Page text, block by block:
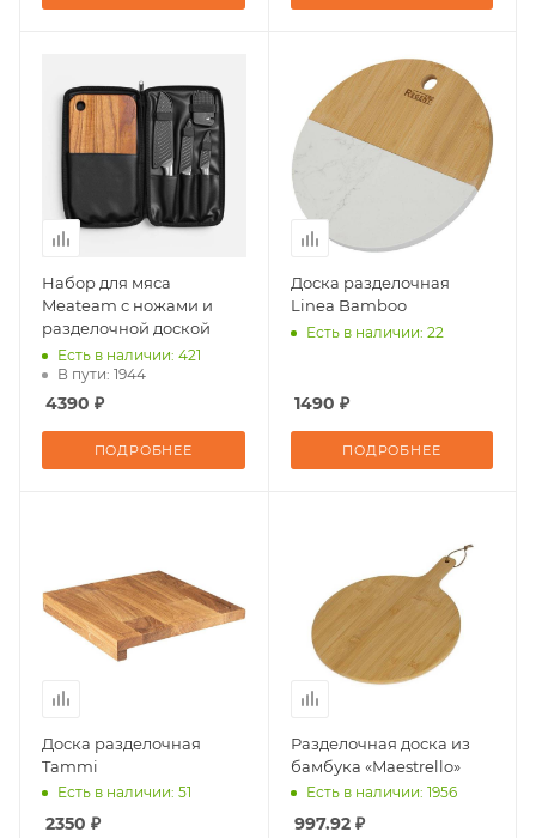
Набор для мяса
Meateam с ножами и
разделочной доской
Есть в наличии: 421
В пути: 1944
4390 ₽
ПОДРОБНЕЕ
Доска разделочная
Linea Bamboo
Есть в наличии: 22
1490 ₽
ПОДРОБНЕЕ
Доска разделочная
Tammi
Есть в наличии: 51
2350 ₽
Разделочная доска из
бамбука «Maestrello»
Есть в наличии: 1956
997.92 ₽